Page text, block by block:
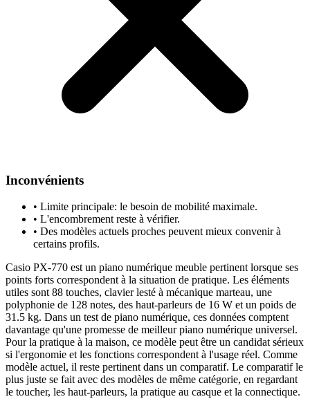
Inconvénients
• Limite principale: le besoin de mobilité maximale.
• L'encombrement reste à vérifier.
• Des modèles actuels proches peuvent mieux convenir à
certains profils.
Casio PX-770 est un piano numérique meuble pertinent lorsque ses
points forts correspondent à la situation de pratique. Les éléments
utiles sont 88 touches, clavier lesté à mécanique marteau, une
polyphonie de 128 notes, des haut-parleurs de 16 W et un poids de
31.5 kg. Dans un test de piano numérique, ces données comptent
davantage qu'une promesse de meilleur piano numérique universel.
Pour la pratique à la maison, ce modèle peut être un candidat sérieux
si l'ergonomie et les fonctions correspondent à l'usage réel. Comme
modèle actuel, il reste pertinent dans un comparatif. Le comparatif le
plus juste se fait avec des modèles de même catégorie, en regardant
le toucher, les haut-parleurs, la pratique au casque et la connectique.